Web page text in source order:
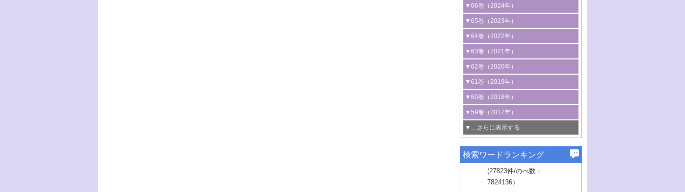
2号 コンピューター技術により加速する
触媒開発
3号 有機分子変換やCO 資源化のための
光触媒に関する最近の研究
B号 第137回触媒討論会（2026年）
1号 CO
水素化によるグリーン燃料/グリ
ーンケミカル製造
2号 水素製造のための水分解技術に関す
る最近の研究
3号 オレフィン系樹脂の精密合成に関す
る最新技術
4号 アルコール類の効率的変換を実現す
る非貴金属触媒の研究動向
5号 ゼオライトの合成と応用における研
究動向
6号 ヘテロ接合界面
B号 第135回触媒討論会（2025年）
▼66巻（2024年）
1号 低次元ナノ構造を有する触媒材料
2号 規制反応場を活用した固体触媒研究
の新展開
3号 未踏分子変換を目指した酸化触媒プ
ロセスの最前線
4号 シンクロトロン放射光および中性子
線を利用した触媒解析技術の最先端
5号 単原子触媒
6号 参照触媒委員会からのお知らせ
B号 第133回触媒討論会（2023年）
▼65巻（2023年）
1号 炭素が関わる触媒機能
2号 プラスチックケミカルリサイクルの
ための触媒技術
3号 非酸化物系金属化合物を基盤とした
触媒材料の開発
4号 格子酸素・格子酸素欠陥を利用した
触媒反応
5号 生体触媒によるエネルギー変換反応
6号 窒素とリンの循環のための触媒・機
能性材料
▼64巻（2022年）
1号 合成ガス製造とCOを用いるケミカル
ズ合成の最新動向
2号 化学品合成のための合金触媒開発
3号 CO の排出削減および有効活用のた
めの触媒技術
4号 若手による情報発信企画～とびたて
若き触媒の研究者たち～（1）
若き触媒の研究者たち～（2）
6号 石油のノーブル・ユースを志向した
触媒技術
▼63巻（2021年）
1号 金触媒の新展開
2号 ペロブスカイト
3号 特殊反応場を利用した触媒的分子変
換反応
4号 多孔質材料を用いた触媒の新展開
5号 情報学的手法を用いた触媒開発
6号 カーボンニュートラルに向けた電解
技術
B号 第127回触媒討論会（2021年・オン
ライン開催(Zoom)のみ）
▼62巻（2020年）
1号 触媒設計を拓く欠陥構造のキャラク
タリゼーション
2号 機能化学品製造に資するクリーンな
触媒的酸化反応
3号 水処理のための触媒化学
4号 光触媒を用いた水分解の最新の研究
動向
5号 次世代の触媒プロセスを支えるマイ
▼61巻（2019年）
1号 物質移動制御に着目した触媒プロセ
ス開発
2号 CO2 フリー水素サプライチェーンに
関わる触媒開発動向
3号 精密高分子合成に関する最近の研究
動向
4号 バイオマス化成品製造のための触媒
▼60巻（2018年）
1号 固体酸触媒の最新の研究動向
2号 二酸化炭素からの有用化学品合成
3号 ナノ粒子・クラスター触媒の最前線
4号 60周年記念企画
5号 進化するゼオライト合成技術
6号 非貴金属系触媒における電気化学的
▼59巻（2017年）
1号 いたるところに，触媒
最先端技術
3号 無機分離膜材料の開発と触媒反応プ
ロセスへの適用
▼…さらに表示する
1号 ユニークな構造の高分子を生み出す触
2号 リグニンからの化成品製造に向けた触
▼57巻（2015年）
1号 水素キャリアにかかわる触媒技術の新
▼56巻（2014年）
検索ワードランキング
(27823件/のべ数：
7824136）